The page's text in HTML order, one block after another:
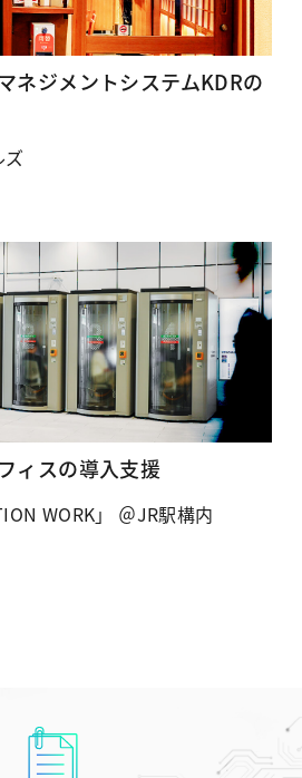
ネジメントシステムKDRの
ィスの導入支援
WORK」 ＠JR駅構内